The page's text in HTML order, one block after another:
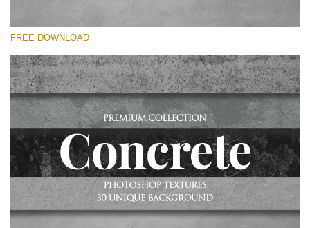
Please select
Small 800*533px
Concrete Textures
(30 Textures)
Large 6000*4000px
Entire Collection
(1783 Overlays)
Large 6000*4000px
FREE DOWNLOAD